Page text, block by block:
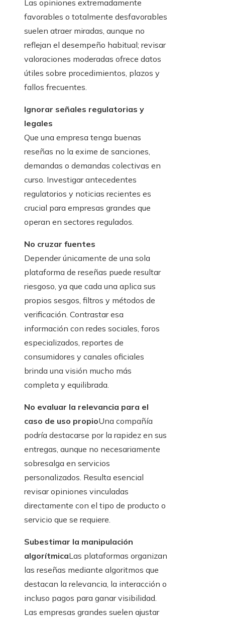
Las opiniones extremadamente
favorables o totalmente desfavorables
suelen atraer miradas, aunque no
reflejan el desempeño habitual; revisar
valoraciones moderadas ofrece datos
útiles sobre procedimientos, plazos y
fallos frecuentes.
Ignorar señales regulatorias y
legales
Que una empresa tenga buenas
reseñas no la exime de sanciones,
demandas o demandas colectivas en
curso. Investigar antecedentes
regulatorios y noticias recientes es
crucial para empresas grandes que
operan en sectores regulados.
No cruzar fuentes
Depender únicamente de una sola
plataforma de reseñas puede resultar
riesgoso, ya que cada una aplica sus
propios sesgos, filtros y métodos de
verificación. Contrastar esa
información con redes sociales, foros
especializados, reportes de
consumidores y canales oficiales
brinda una visión mucho más
completa y equilibrada.
No evaluar la relevancia para el
caso de uso propioUna compañía
podría destacarse por la rapidez en sus
entregas, aunque no necesariamente
sobresalga en servicios
personalizados. Resulta esencial
revisar opiniones vinculadas
directamente con el tipo de producto o
servicio que se requiere.
Subestimar la manipulación
algorítmicaLas plataformas organizan
las reseñas mediante algoritmos que
destacan la relevancia, la interacción o
incluso pagos para ganar visibilidad.
Las empresas grandes suelen ajustar